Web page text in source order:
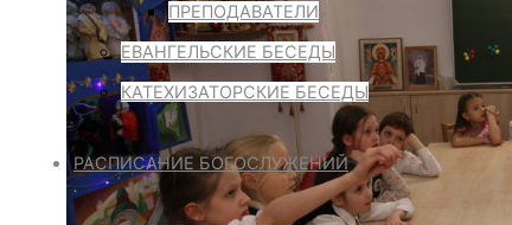
ПРЕПОДАВАТЕЛИ
ЕВАНГЕЛЬСКИЕ БЕСЕДЫ
КАТЕХИЗАТОРСКИЕ БЕСЕДЫ
РАСПИСАНИЕ БОГОСЛУЖЕНИЙ